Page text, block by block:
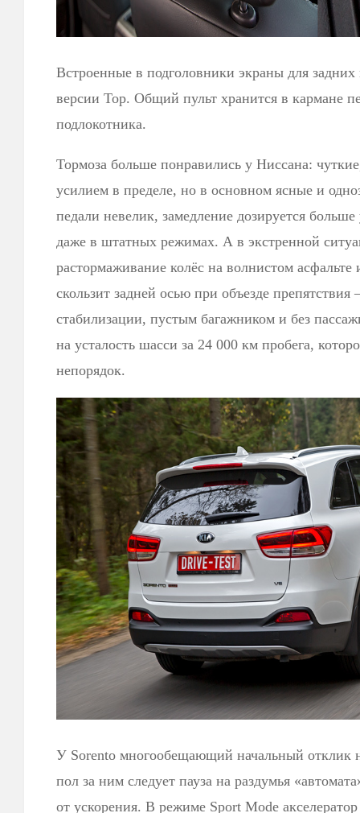
Встроенные в подголовники экраны для
версии Top. Общий пульт хранится в кармане
подлокотника.
Тормоза больше понравились у Ниссана:
усилием в пределе, но в основном ясные и
педали невелик, замедление дозируется
даже в штатных режимах. А в экстренной
растормаживание колёс на волнистом
скользит задней осью при объезде
стабилизации, пустым багажником и без
на усталость шасси за 24 000 км пробега,
непорядок.
У Sorento многообещающий начальный отклик
пол за ним следует пауза на раздумья
от ускорения. В режиме Sport Mode акселератор